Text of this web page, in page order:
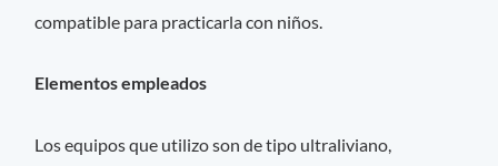
compatible para practicarla con niños.
Elementos empleados
Los equipos que utilizo son de tipo ultraliviano,